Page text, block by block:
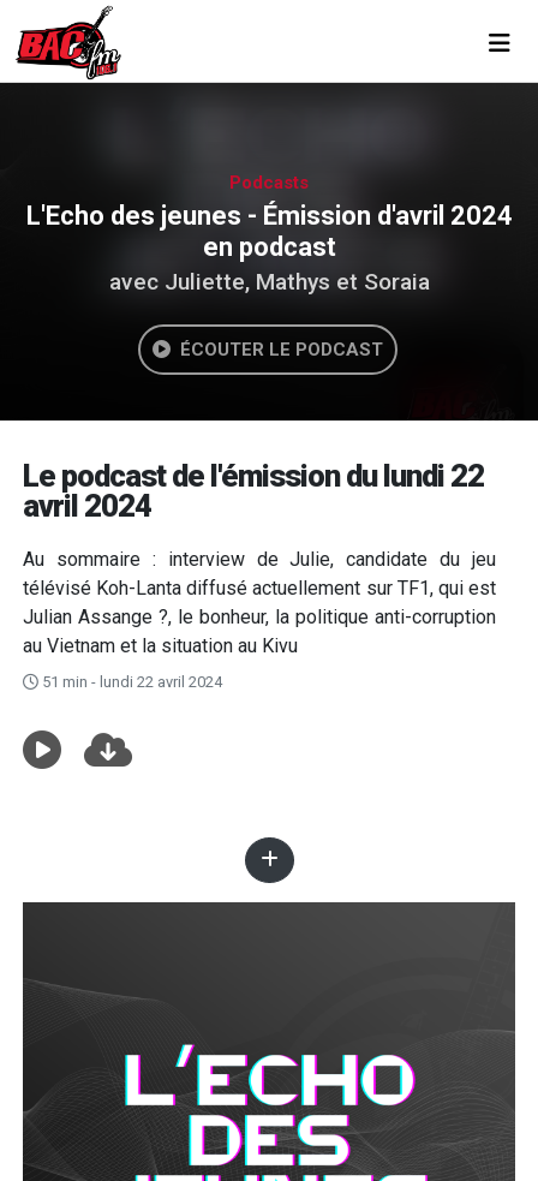
Podcasts
L'Echo des jeunes - Émission d'avril 2024
en podcast
avec Juliette, Mathys et Soraia
ÉCOUTER LE PODCAST
Le podcast de l'émission du lundi 22
avril 2024
Au sommaire : interview de Julie, candidate du jeu
télévisé Koh-Lanta diffusé actuellement sur TF1, qui est
Julian Assange ?, le bonheur, la politique anti-corruption
au Vietnam et la situation au Kivu
51 min - lundi 22 avril 2024